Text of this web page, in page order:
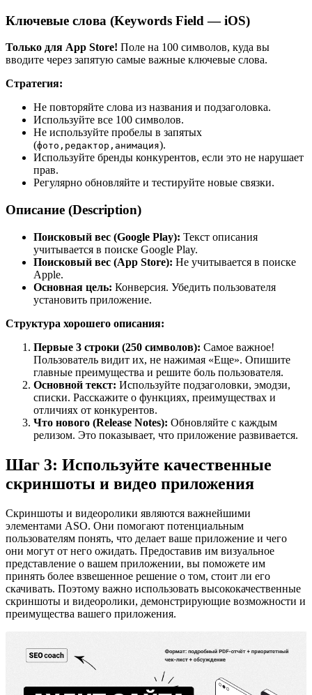
Ключевые слова (Keywords Field — iOS)
Только для App Store! Поле на 100 символов, куда вы
вводите через запятую самые важные ключевые слова.
Стратегия:
Не повторяйте слова из названия и подзаголовка.
Используйте все 100 символов.
Не используйте пробелы в запятых
(фото,редактор,анимация).
Используйте бренды конкурентов, если это не нарушает
прав.
Регулярно обновляйте и тестируйте новые связки.
Описание (Description)
Поисковый вес (Google Play): Текст описания
учитывается в поиске Google Play.
Поисковый вес (App Store): Не учитывается в поиске
Apple.
Основная цель: Конверсия. Убедить пользователя
установить приложение.
Структура хорошего описания:
Первые 3 строки (250 символов): Самое важное!
Пользователь видит их, не нажимая «Еще». Опишите
главные преимущества и решите боль пользователя.
Основной текст: Используйте подзаголовки, эмодзи,
списки. Расскажите о функциях, преимуществах и
отличиях от конкурентов.
Что нового (Release Notes): Обновляйте с каждым
релизом. Это показывает, что приложение развивается.
Шаг 3: Используйте качественные
скриншоты и видео приложения
Скриншоты и видеоролики являются важнейшими
элементами ASO. Они помогают потенциальным
пользователям понять, что делает ваше приложение и чего
они могут от него ожидать. Предоставив им визуальное
представление о вашем приложении, вы поможете им
принять более взвешенное решение о том, стоит ли его
скачивать. Поэтому важно использовать высококачественные
скриншоты и видеоролики, демонстрирующие возможности и
преимущества вашего приложения.